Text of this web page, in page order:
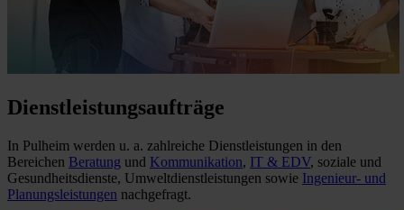
Dienstleistungsaufträge
In Pulheim werden u. a. zahlreiche Dienstleistungen in den
Bereichen Beratung und Kommunikation, IT & EDV, soziale und
Gesundheitsdienste, Umweltdienstleistungen sowie Ingenieur- und
Planungsleistungen nachgefragt.